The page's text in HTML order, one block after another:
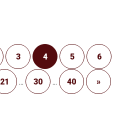
3 4 5 6
21 ... 30 ... 40 »